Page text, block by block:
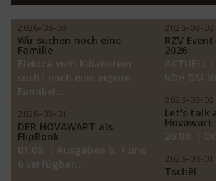
2026-08-03
Wir suchen noch eine
Familie
Elektra vom Kilianstein
sucht noch eine eigene
Familie!…
2026-08-02
RZV
2026
AKTUELL
VDH DM
2026-08-02
Let’s talk
Hovawart
26.08. |
2026-08-01
DER HOVAWART als
FlipBook
01.08. | Ausgaben 8, 7 und
6 verfügbar…
2026-08-01
Tschêl